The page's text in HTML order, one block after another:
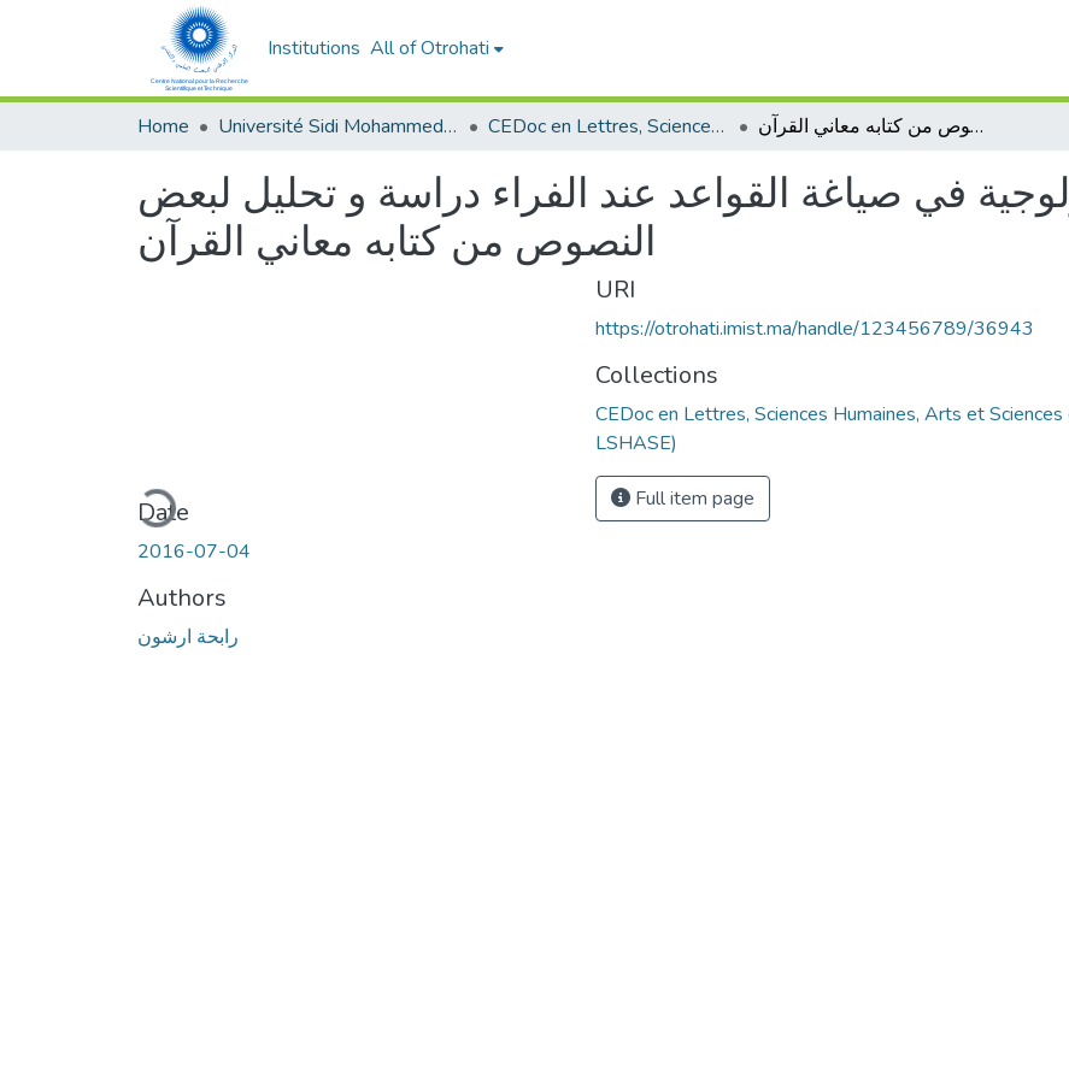
Institutions All of Otrohati
Home Université Sidi Mohammed Ben Abdellah - Fès CEDoc en Lettres, Sciences Humaines, Arts et Sciences de l’Education (CED - LSHASE) الأسس الإبستمولوجية في صياغة القواعد عند الفراء دراسة و تحليل لبعض النصوص من كتابه معاني القرآن
في صياغة القواعد عند الفراء دراسة و تحليل لبعض
النصوص من كتابه معاني القرآن
Loading...
Date
2016-07-04
Authors
رابحة ارشون
URI
https://otrohati.imist.ma/handle/123456789/36943
Collections
CEDoc en Lettres, Sciences Humaines, Arts et Sciences
LSHASE)
Full item page